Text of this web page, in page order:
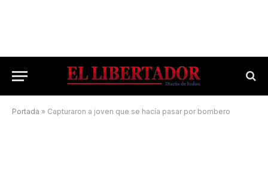
Portada » Capturaron a joven que se hacía pasar por bombero